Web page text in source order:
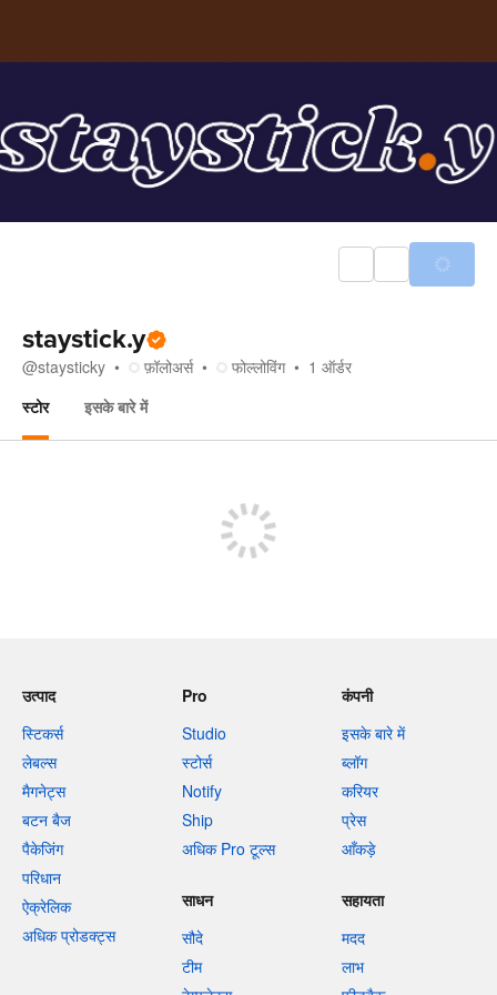
staystick.y
@staysticky फ़ॉलोअर्स फोल्लोविंग 1 ऑर्डर
स्टोर
इसके बारे में
उत्पाद
स्टिकर्स
लेबल्स
मैगनेट्स
बटन बैज
पैकेजिंग
परिधान
ऐक्रेलिक
अधिक प्रोडक्ट्स
Pro
Studio
स्टोर्स
Notify
Ship
अधिक Pro टूल्स
कंपनी
इसके बारे में
ब्लॉग
करियर
प्रेस
आँकड़े
साधन
सौदे
टीम
सहायता
मदद
लाभ